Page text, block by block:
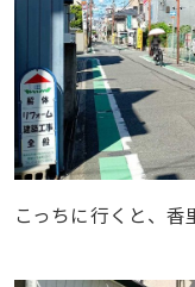
こっちに行くと、香